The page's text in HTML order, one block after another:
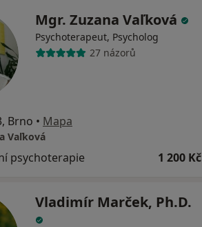
Mgr. Zuzana Vaľková
Psychoterapeut, Psycholog
27 názorů
Brno • Mapa
Vaľková
psychoterapie 1 200 Kč
Vladimír Marček, Ph.D.